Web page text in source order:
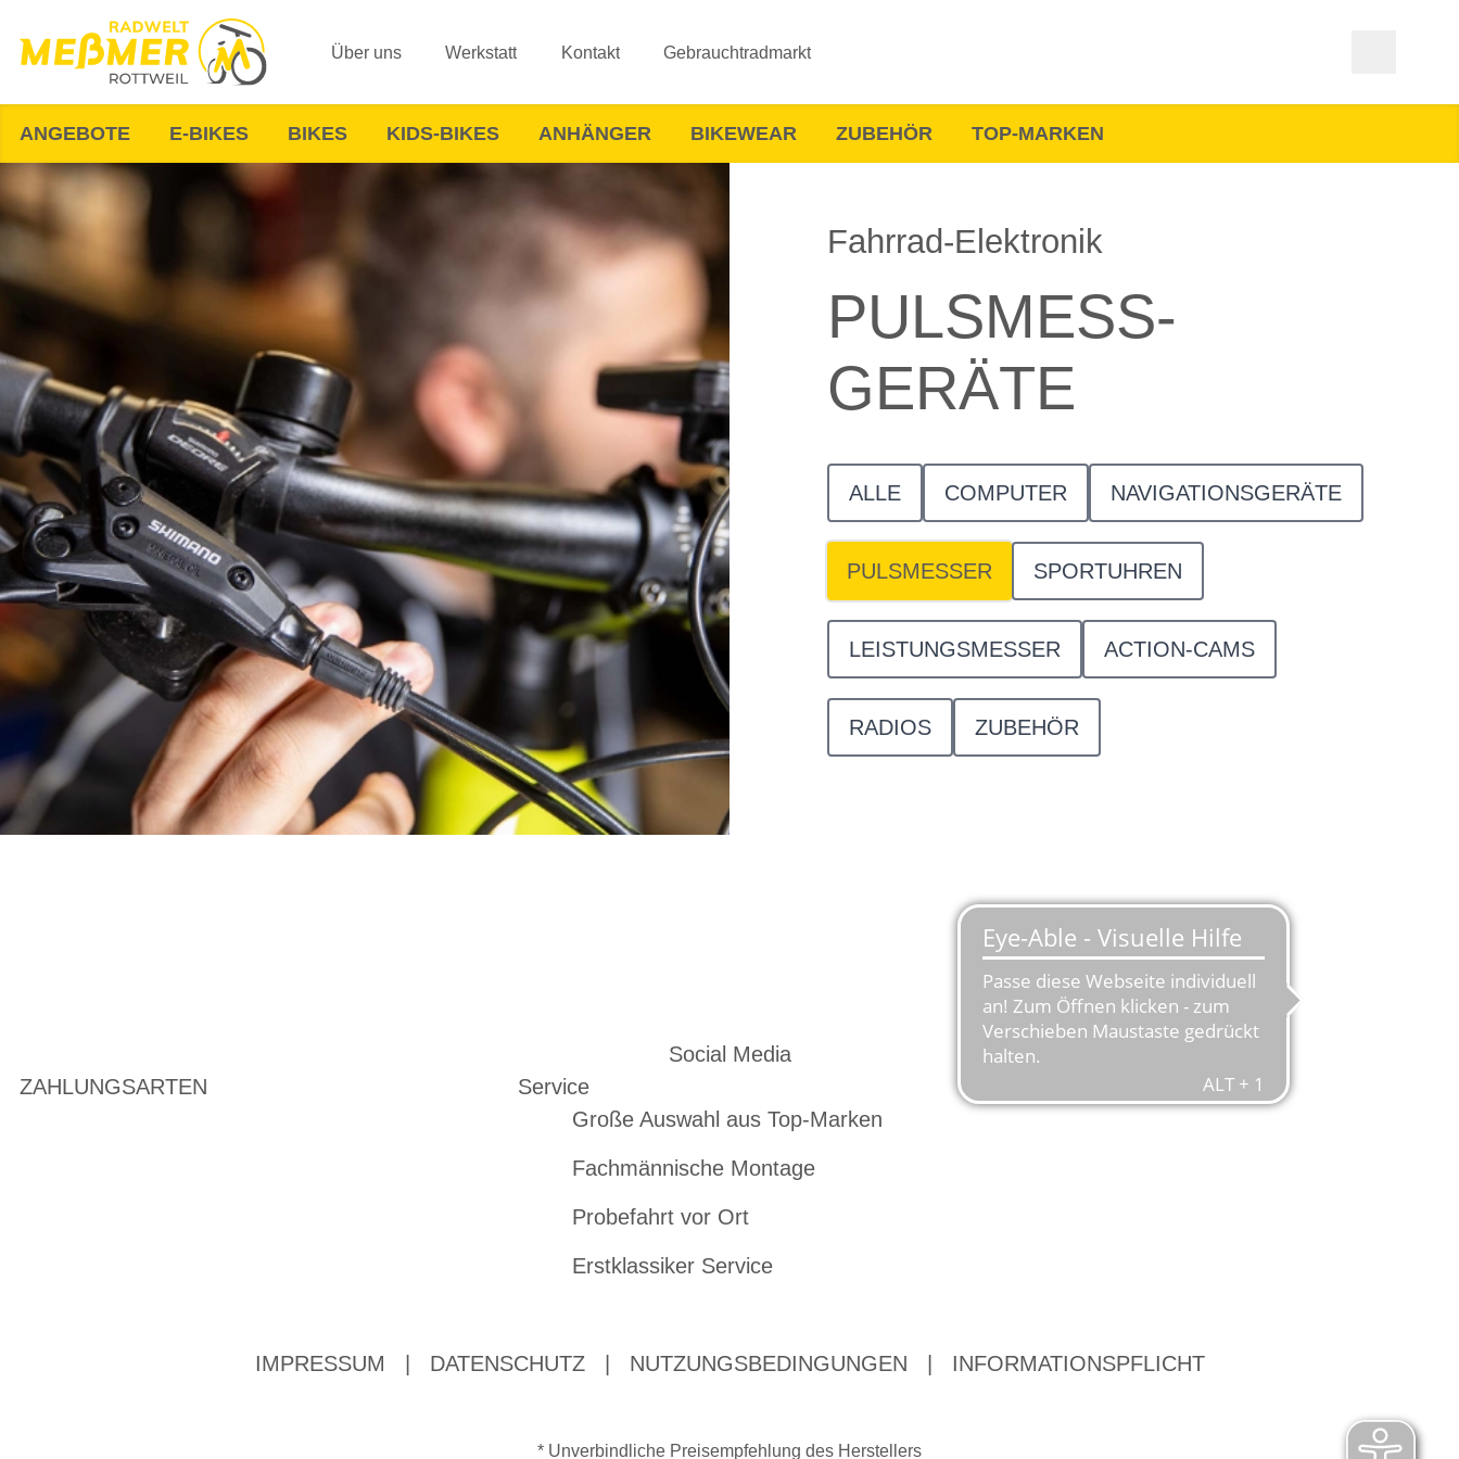
Über uns Werkstatt Kontakt Gebrauchtradmarkt
ANGEBOTE E-BIKES BIKES KIDS-BIKES ANHÄNGER BIKEWEAR ZUBEHÖR TOP-MARKEN
Fahrrad-Elektronik
PULSMESS­
GERÄTE
ALLE COMPUTER NAVIGATIONSGERÄTE
PULSMESSER SPORTUHREN
LEISTUNGSMESSER ACTION-CAMS
RADIOS ZUBEHÖR
Social Media
ZAHLUNGSARTEN
Service
Große Auswahl aus Top-Marken
Fachmännische Montage
Probefahrt vor Ort
Erstklassiker Service
IMPRESSUM DATENSCHUTZ NUTZUNGSBEDINGUNGEN INFORMATIONSPFLICHT
* Unverbindliche Preisempfehlung des Herstellers